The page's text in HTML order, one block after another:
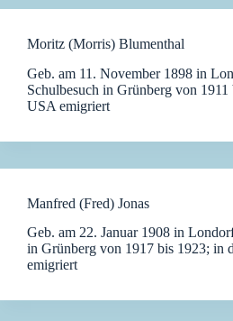
Moritz (Morris) Blumenthal
Geb. am 11. November 1898 in
Schulbesuch in Grünberg von
USA emigriert
Manfred (Fred) Jonas
Geb. am 22. Januar 1908 in
in Grünberg von 1917 bis 1923; in
emigriert